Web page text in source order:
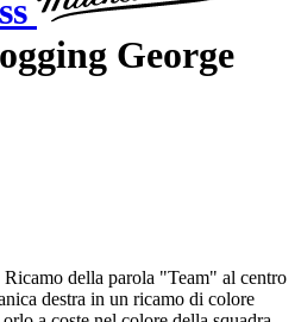
George
della parola "Team" al centro
destra in un ricamo di colore